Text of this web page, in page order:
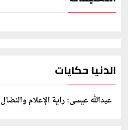
الدنيا حكايات
عبدالله عيسى: راية الإعلام